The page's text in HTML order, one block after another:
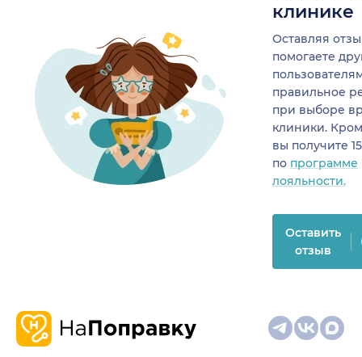
клинике
Оставляя
помогаете
правильное
при выборе
клиники.
вы получите
по программе
лояльности.
Оставить
отзыв